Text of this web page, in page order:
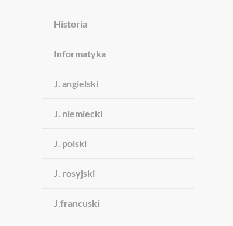
Historia
Informatyka
J. angielski
J. niemiecki
J. polski
J. rosyjski
J.francuski